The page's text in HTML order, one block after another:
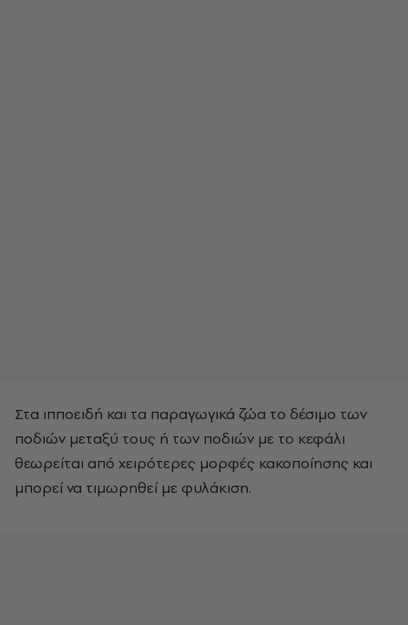
Στα ιπποειδή και τα παραγωγικά ζώα το δέσιμο των
ποδιών μεταξύ τους ή των ποδιών με το κεφάλι
θεωρείται από χειρότερες μορφές κακοποίησης και
μπορεί να τιμωρηθεί με φυλάκιση.